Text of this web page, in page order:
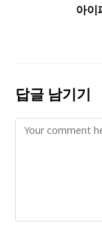
아이
답글 남기기
Comment